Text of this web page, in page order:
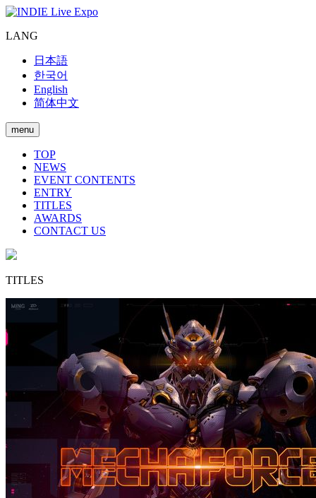
LANG
日本語
한국어
English
简体中文
menu
TOP
NEWS
EVENT CONTENTS
ENTRY
TITLES
AWARDS
CONTACT US
TITLES